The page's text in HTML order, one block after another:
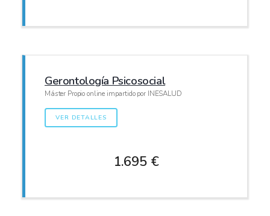
Gerontología Psicosocial
Máster Propio online impartido por INESALUD
VER DETALLES
1.695 €